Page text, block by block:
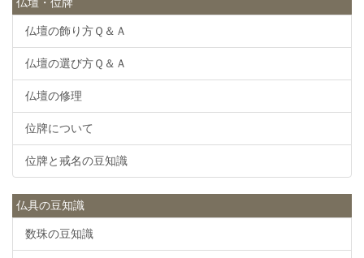
仏壇・位牌
仏壇の飾り方Ｑ＆Ａ
仏壇の選び方Ｑ＆Ａ
仏壇の修理
位牌について
位牌と戒名の豆知識
仏具の豆知識
数珠の豆知識